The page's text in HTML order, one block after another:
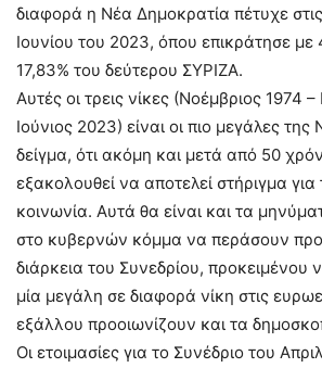
διαφορά η Νέα Δημοκρατία πέτυχε
Ιουνίου του 2023, όπου επικράτησε με
17,83% του δεύτερου ΣΥΡΙΖΑ.
Αυτές οι τρεις νίκες (Νοέμβριος 1974
Ιούνιος 2023) είναι οι πιο μεγάλες
δείγμα, ότι ακόμη και μετά από 50
εξακολουθεί να αποτελεί στήριγμα για
κοινωνία. Αυτά θα είναι και τα
στο κυβερνών κόμμα να περάσουν
διάρκεια του Συνεδρίου, προκειμένου
μία μεγάλη σε διαφορά νίκη στις
εξάλλου προοιωνίζουν και τα
Οι ετοιμασίες για το Συνέδριο του